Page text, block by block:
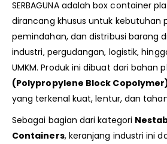
SERBAGUNA adalah box container
dirancang khusus untuk kebutuhan
pemindahan, dan distribusi barang
industri, pergudangan, logistik,
UMKM. Produk ini dibuat dari bahan
(Polypropylene Block
yang terkenal kuat, lentur, dan
Sebagai bagian dari kategori
Containers, keranjang industri ini